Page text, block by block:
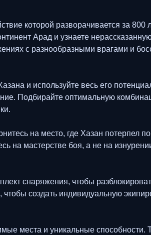
которой разворачивается за 800
Арад и узнаете
с разнообразными врагами и
и используйте весь его
Подбирайте оптимальную
на место, где Хазан потерпел
на мастерстве боя, а не на
снаряжения, чтобы
создать индивидуальную
места и уникальные способности.